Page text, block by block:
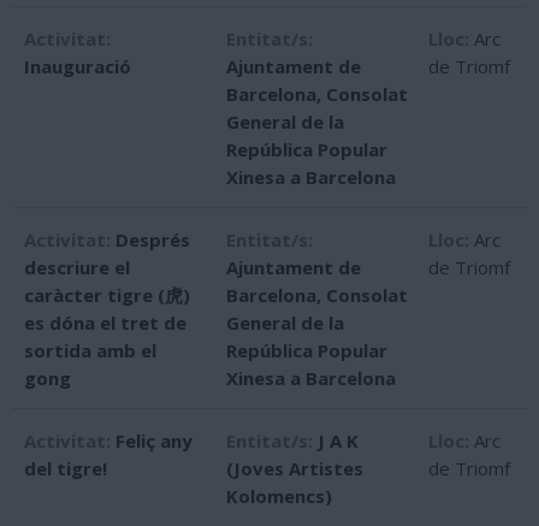
Inauguració
Ajuntament de
Barcelona, Consolat
General de la
República Popular
Xinesa a Barcelona
Arc
de Triomf
Després
descriure el
caràcter tigre (虎)
es dóna el tret de
sortida amb el
gong
Ajuntament de
Barcelona, Consolat
General de la
República Popular
Xinesa a Barcelona
Arc
de Triomf
Feliç any
del tigre!
J A K
(Joves Artistes
Kolomencs)
Arc
de Triomf